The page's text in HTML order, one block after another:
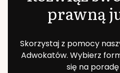
prawną
Skorzystaj z pomocy
Adwokatów. Wybierz
się na